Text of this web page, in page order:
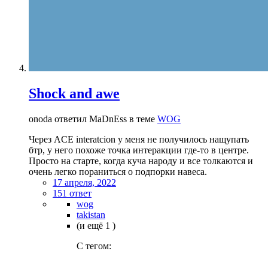
Shock and awe
onoda ответил MaDnEss в теме WOG
Через ACE in teratcion у меня не получилось нащупать
бтр, у него похоже точка интеракции где-то в центре.
Просто на старте, когда куча народу и все толкаются и
очень легко пораниться о подпорки навеса.
17 апреля, 2022
151 ответ
wog
takistan
(и ещё 1 )
C тегом: